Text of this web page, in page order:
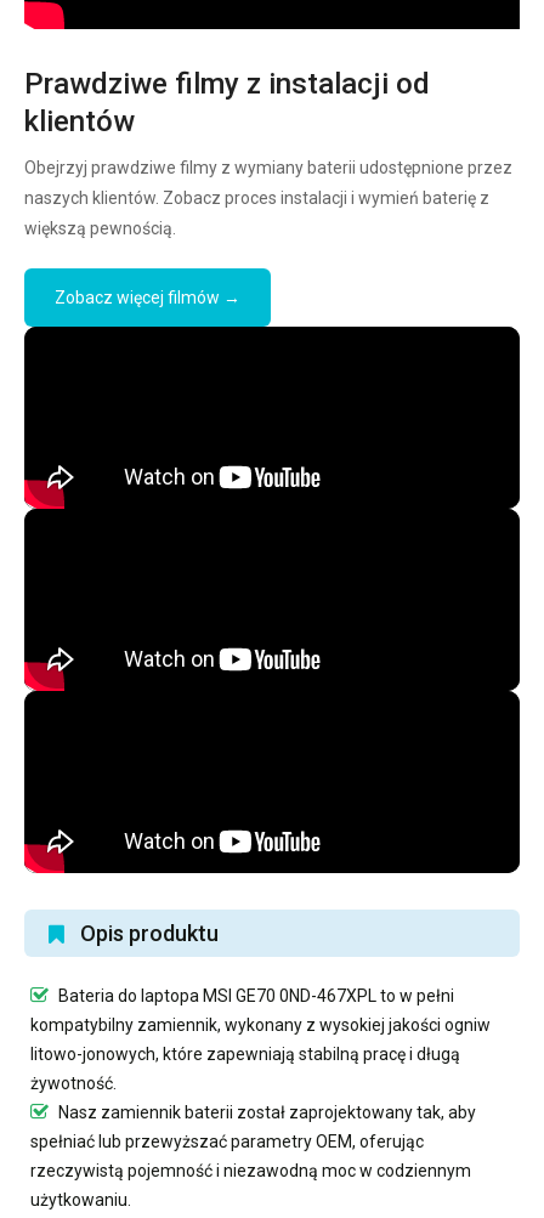
Prawdziwe filmy z instalacji od
klientów
Obejrzyj prawdziwe filmy z wymiany baterii udostępnione przez
naszych klientów. Zobacz proces instalacji i wymień baterię z
większą pewnością.
Zobacz więcej filmów →
Opis produktu
Bateria do laptopa MSI GE70 0ND-467XPL to w pełni
kompatybilny zamiennik, wykonany z wysokiej jakości ogniw
litowo-jonowych, które zapewniają stabilną pracę i długą
żywotność.
Nasz zamiennik baterii został zaprojektowany tak, aby
spełniać lub przewyższać parametry OEM, oferując
rzeczywistą pojemność i niezawodną moc w codziennym
użytkowaniu.